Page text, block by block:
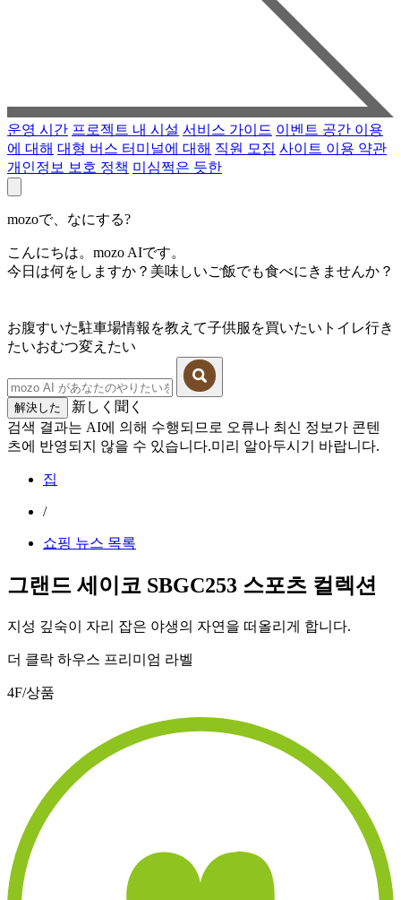
운영 시간 프로젝트 내 시설 서비스 가이드 이벤트 공간 이용
에 대해 대형 버스 터미널에 대해 직원 모집 사이트 이용 약관
개인정보 보호 정책 미심쩍은 듯한
mozoで、なにする?
こんにちは。mozo AIです。
今日は何をしますか？美味しいご飯でも食べにきませんか？
お腹すいた駐車場情報を教えて子供服を買いたい トイレ行き
たいおむつ変えたい
解決した
新しく聞く
검색 결과는 AI에 의해 수행되므로 오류나 최신 정보가 콘텐
츠에 반영되지 않을 수 있습니다.미리 알아두시기 바랍니다.
집
/
쇼핑 뉴스 목록
그랜드 세이코 SBGC253 스포츠 컬렉션
지성 깊숙이 자리 잡은 야생의 자연을 떠올리게 합니다.
더 클락 하우스 프리미엄 라벨
4F/상품